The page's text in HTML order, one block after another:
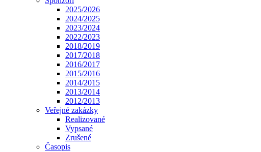
2025/2026
2024/2025
2023/2024
2022/2023
2018/2019
2017/2018
2016/2017
2015/2016
2014/2015
2013/2014
2012/2013
Veřejné zakázky
Realizované
Vypsané
Zrušené
Časopis